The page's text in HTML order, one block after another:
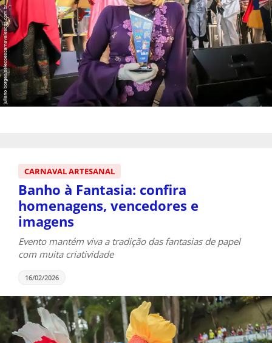
CARNAVAL ARTESANAL
Banho à Fantasia: confira
homenagens, vencedores e
imagens
Evento mantém viva a tradição das fantasias de papel
com muita criatividade
16/02/2026